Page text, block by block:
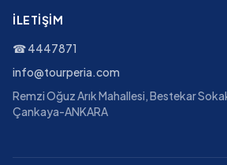
İLETIŞIM
☎4447871
info@tourperia.com
Remzi Oğuz Arık Mahallesi, Bestekar
Çankaya-ANKARA